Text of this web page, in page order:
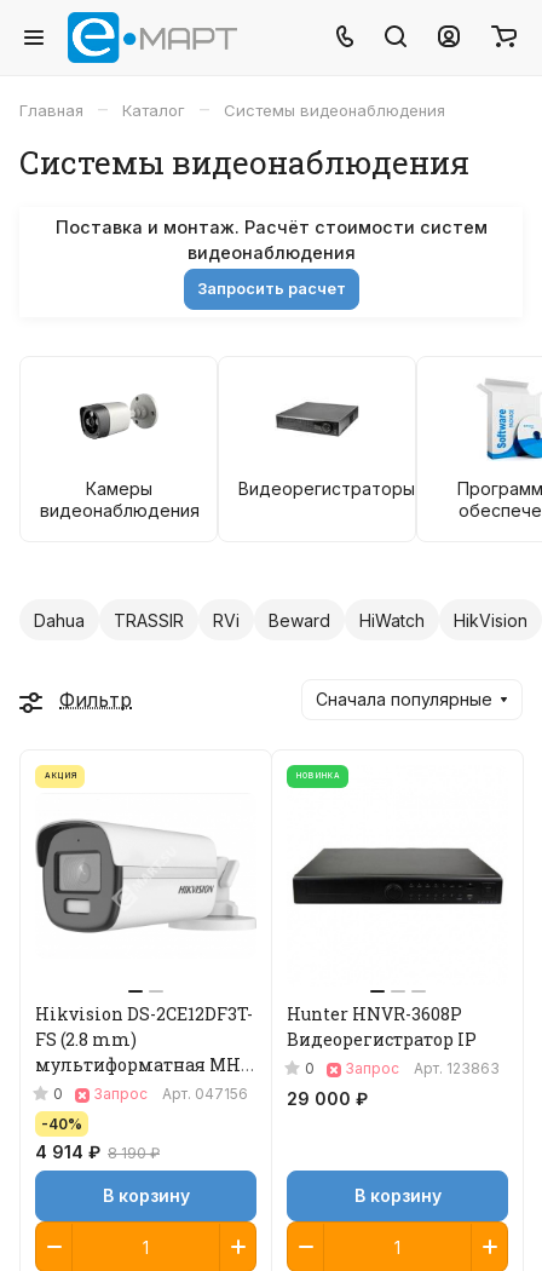
Главная – Каталог – Системы видеонаблюдения
Системы видеонаблюдения
Поставка и монтаж. Расчёт стоимости систем
видеонаблюдения
Запросить расчет
Камеры
видеонаблюдения
Видеорегистраторы
Dahua TRASSIR RVi Beward HiWatch HikVision
Фильтр Сначала популярные
АКЦИЯ
Hikvision DS-2CE12DF3T-
FS (2.8 mm)
мультиформатная MHD
видеокамера
0 Запрос Арт. 047156
-40%
4 914 ₽ 8 190 ₽
В корзину
НОВИНКА
Hunter HNVR-3608P
Видеорегистратор IP
0 Запрос Арт. 123863
29 000 ₽
В корзину